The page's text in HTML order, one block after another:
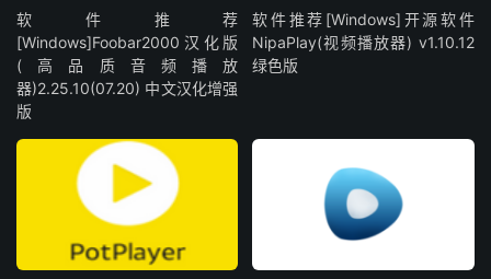
软件推荐
[Windows]Foobar2000汉化版
(高品质音频播放
器)2.25.10(07.20) 中文汉化增强
版
软件推荐[Windows]开源软件
NipaPlay(视频播放器) v1.10.12
绿色版